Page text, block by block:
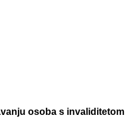
osoba s invaliditetom